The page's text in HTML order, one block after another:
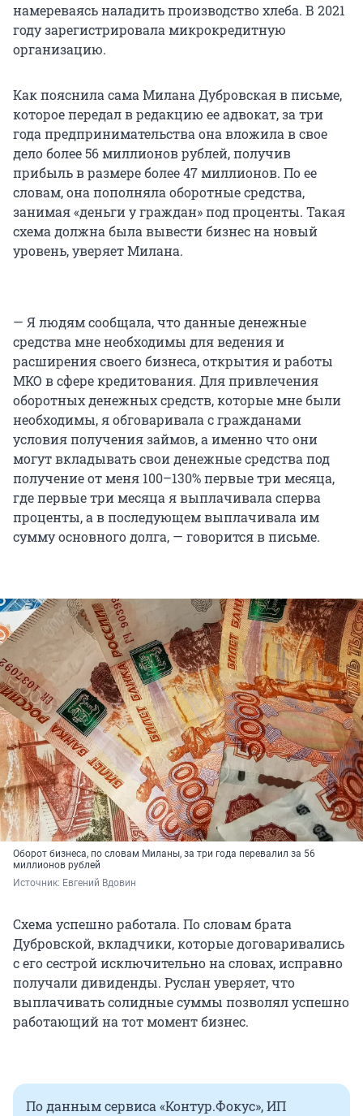
намереваясь наладить производство хлеба. В 2021
году зарегистрировала микрокредитную
организацию.
Как пояснила сама Милана Дубровская в письме,
которое передал в редакцию ее адвокат, за три
года предпринимательства она вложила в свое
дело более 56 миллионов рублей, получив
прибыль в размере более 47 миллионов. По ее
словам, она пополняла оборотные средства,
занимая «деньги у граждан» под проценты. Такая
схема должна была вывести бизнес на новый
уровень, уверяет Милана.
— Я людям сообщала, что данные денежные
средства мне необходимы для ведения и
расширения своего бизнеса, открытия и работы
МКО в сфере кредитования. Для привлечения
оборотных денежных средств, которые мне были
необходимы, я обговаривала с гражданами
условия получения займов, а именно что они
могут вкладывать свои денежные средства под
получение от меня 100–130% первые три месяца,
где первые три месяца я выплачивала сперва
проценты, а в последующем выплачивала им
сумму основного долга, — говорится в письме.
Оборот бизнеса, по словам Миланы, за три года перевалил за 56
миллионов рублей
Источник: Евгений Вдовин
Схема успешно работала. По словам брата
Дубровской, вкладчики, которые договаривались
с его сестрой исключительно на словах, исправно
получали дивиденды. Руслан уверяет, что
выплачивать солидные суммы позволял успешно
работающий на тот момент бизнес.
По данным сервиса «Контур.Фокус», ИП